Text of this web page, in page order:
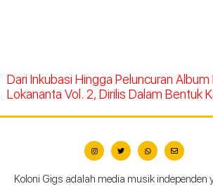
Dari Inkubasi Hingga Peluncuran
Lokananta Vol. 2, Dirilis Dalam Bentuk
Koloni Gigs adalah media musik independen